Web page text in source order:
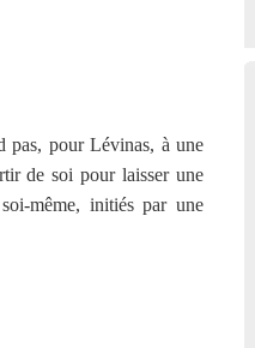
pas, pour Lévinas, à une
de soi pour laisser une
même, initiés par une